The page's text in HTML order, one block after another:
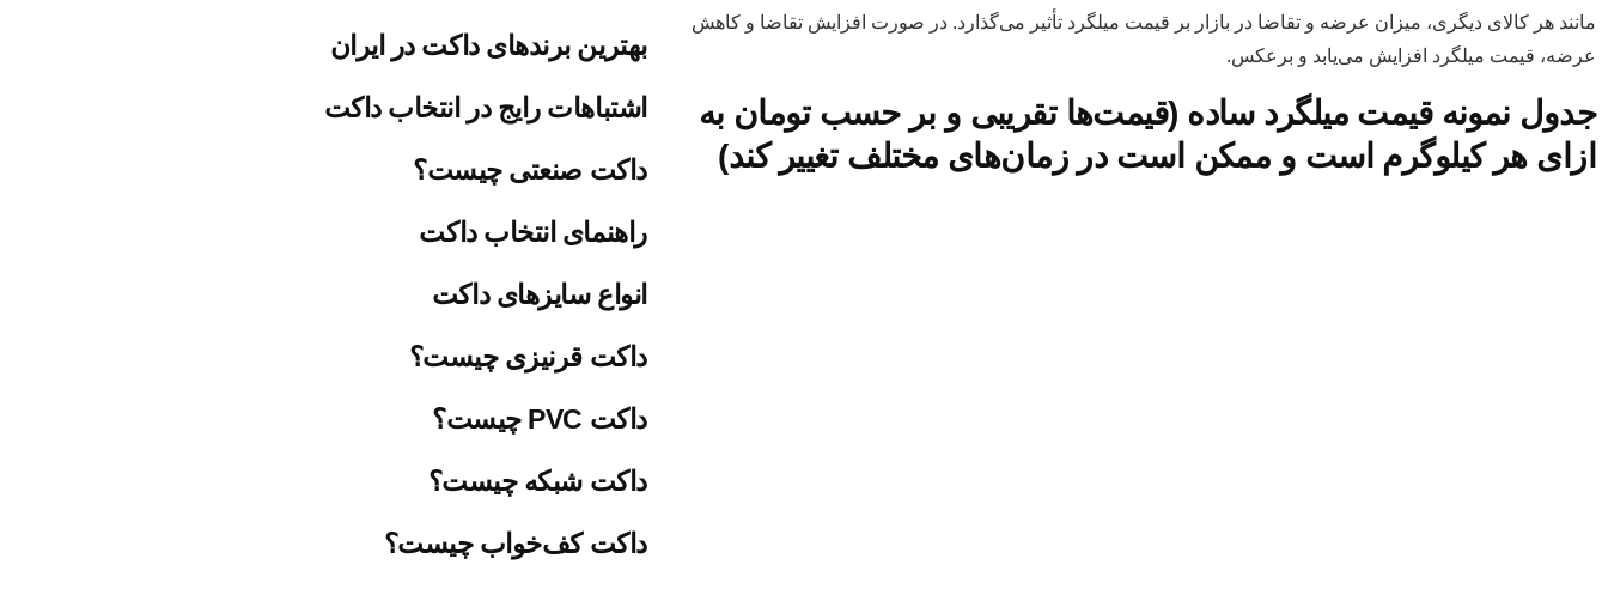
مانند هر کالای دیگری، میزان عرضه و تقاضا در بازار بر قیمت میلگرد تأثیر می‌گذارد. در صورت افزایش تقاضا و کاهش
عرضه، قیمت میلگرد افزایش می‌یابد و برعکس.
جدول نمونه قیمت میلگرد ساده (قیمت‌ها تقریبی و بر حسب تومان به
ازای هر کیلوگرم است و ممکن است در زمان‌های مختلف تغییر کند)
بهترین برندهای داکت در ایران
اشتباهات رایج در انتخاب داکت
داکت صنعتی چیست؟
راهنمای انتخاب داکت
انواع سایزهای داکت
داکت قرنیزی چیست؟
داکت PVC چیست؟
داکت شبکه چیست؟
داکت کف‌خواب چیست؟